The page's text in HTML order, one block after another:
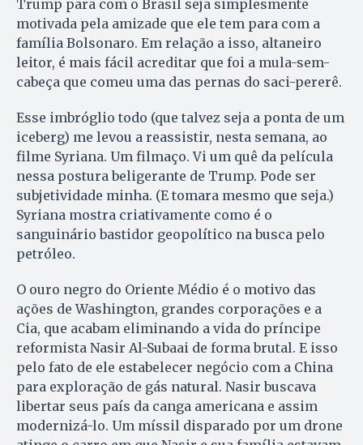
Trump para com o Brasil seja simplesmente
motivada pela amizade que ele tem para com a
família Bolsonaro. Em relação a isso, altaneiro
leitor, é mais fácil acreditar que foi a mula-sem-
cabeça que comeu uma das pernas do saci-pererê.
Esse imbróglio todo (que talvez seja a ponta de um
iceberg) me levou a reassistir, nesta semana, ao
filme Syriana. Um filmaço. Vi um quê da película
nessa postura beligerante de Trump. Pode ser
subjetividade minha. (E tomara mesmo que seja.)
Syriana mostra criativamente como é o
sanguinário bastidor geopolítico na busca pelo
petróleo.
O ouro negro do Oriente Médio é o motivo das
ações de Washington, grandes corporações e a
Cia, que acabam eliminando a vida do príncipe
reformista Nasir Al-Subaai de forma brutal. E isso
pelo fato de ele estabelecer negócio com a China
para exploração de gás natural. Nasir buscava
libertar seus país da canga americana e assim
modernizá-lo. Um míssil disparado por um drone